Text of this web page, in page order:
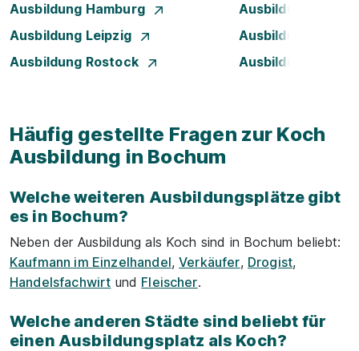
Ausbildung Hamburg
Ausbildung
Ausbildung Leipzig
Ausbildung
Ausbildung Rostock
Ausbildung
Häufig gestellte Fragen zur Koch
Ausbildung in Bochum
Welche weiteren Ausbildungsplätze gibt
es in Bochum?
Neben der Ausbildung als Koch sind in Bochum beliebt:
Kaufmann im Einzelhandel,Verkäufer, Drogist,
Handelsfachwirt und Fleischer.
Welche anderen Städte sind beliebt für
einen Ausbildungsplatz als Koch?